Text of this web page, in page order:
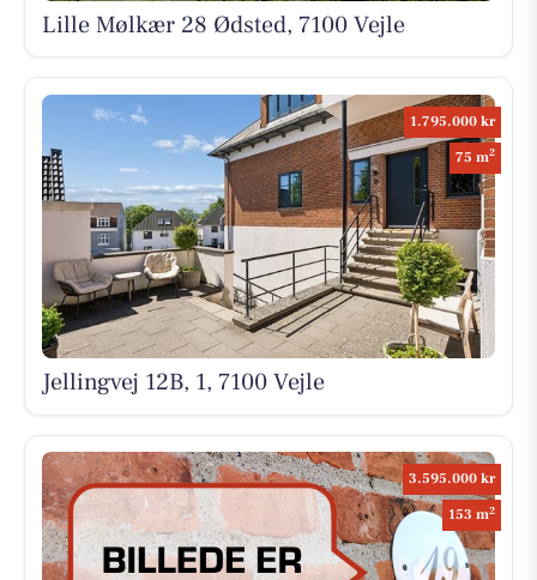
Lille Mølkær 28 Ødsted, 7100 Vejle
1.795.000 kr
75 m2
Jellingvej 12B, 1, 7100 Vejle
3.595.000 kr
153 m2